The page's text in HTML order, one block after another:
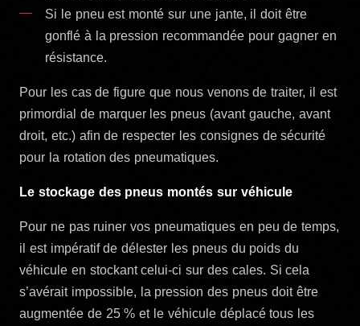
Si le pneu est monté sur une jante, il doit être
gonflé à la pression recommandée pour gagner en
résistance.
Pour les cas de figure que nous venons de traiter, il est
primordial de marquer les pneus (avant gauche, avant
droit, etc.) afin de respecter les consignes de sécurité
pour la rotation des pneumatiques.
Le stockage des pneus montés sur véhicule
Pour ne pas ruiner vos pneumatiques en peu de temps,
il est impératif de délester les pneus du poids du
véhicule en stockant celui-ci sur des cales. Si cela
s’avérait impossible, la pression des pneus doit être
augmentée de 25 % et le véhicule déplacé tous les